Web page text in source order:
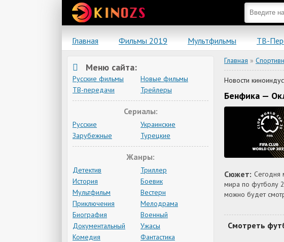
Главная Фильмы 2019 Мультфильмы ТВ-
Главная »
Новости
Бенфика —
Сюжет: Сегодня
мира по футболу
можно будет
Смотреть
Меню сайта:
Русские фильмы
Новые фильмы
ТВ-передачи
Трейлеры
Сериалы:
Русские
Украинские
Зарубежные
Турецкие
Жанры:
Детектив
Триллер
История
Боевик
Мультфильм
Вестерн
Приключения
Мелодрама
Биография
Военный
Документальный
Ужасы
Комедия
Фантастика